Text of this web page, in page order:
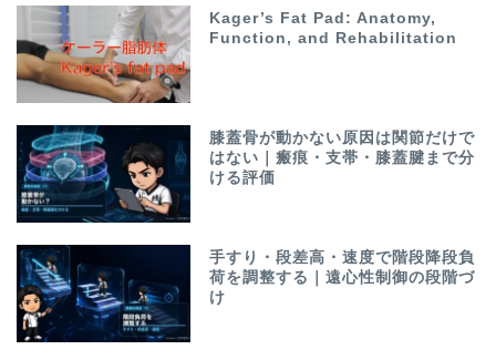
Kager’s Fat Pad: Anatomy,
Function, and Rehabilitation
膝蓋骨が動かない原因は関節だけで
はない｜瘢痕・支帯・膝蓋腱まで分
ける評価
手すり・段差高・速度で階段降段負
荷を調整する｜遠心性制御の段階づ
け